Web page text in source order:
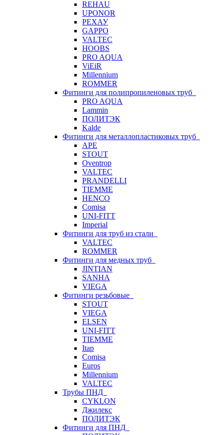
REHAU
UPONOR
РЕХАУ
GAPPO
VALTEC
HOOBS
PRO AQUA
ViEiR
Millennium
ROMMER
Фитинги для полипропиленовых труб
PRO AQUA
Lammin
ПОЛИТЭК
Kalde
Фитинги для металлопластиковых труб
APE
STOUT
Oventrop
VALTEC
PRANDELLI
TIEMME
HENCO
Comisa
UNI-FITT
Imperial
Фитинги для труб из стали
VALTEC
ROMMER
Фитинги для медных труб
JINTIAN
SANHA
VIEGA
Фитинги резьбовые
STOUT
VIEGA
ELSEN
UNI-FITT
TIEMME
Itap
Comisa
Euros
Millennium
VALTEC
Трубы ПНД
CYKLON
Джилекс
ПОЛИТЭК
Фитинги для ПНД